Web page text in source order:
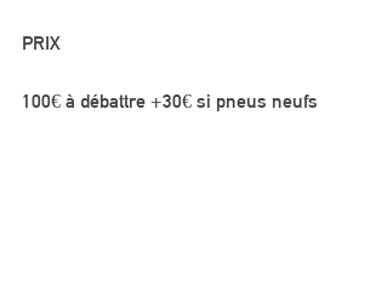
PRIX
100€ à débattre +30€ si pneus neufs